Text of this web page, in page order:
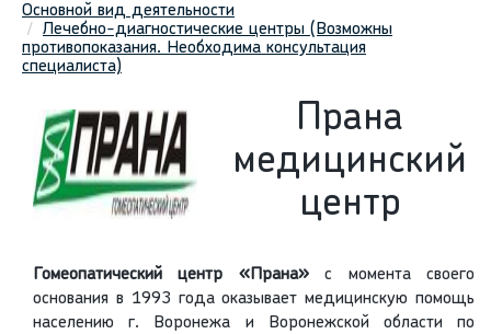
Основной вид деятельности
Лечебно-диагностические центры (Возможны
противопоказания. Необходима консультация
специалиста)
Прана
медицинский
центр
Гомеопатический центр «Прана»с момента своего
основания в 1993 года оказывает медицинскую помощь
населению г. Воронежа и Воронежской области по